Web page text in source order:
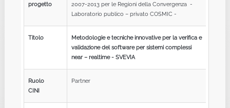
progetto
2007-2013 per le Regioni della Convergenza -
Laboratorio publico – privato COSMIC -
Titolo
Metodologie e tecniche innovative per la verifica e
validazione del software per sistemi complessi
near – realtime - SVEVIA
Ruolo
CINI
Partner